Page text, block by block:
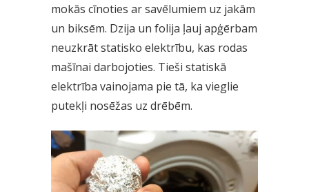
mokās cīnoties ar savēlumiem uz jakām
un biksēm. Dzija un folija ļauj apģērbam
neuzkrāt statisko elektrību, kas rodas
mašīnai darbojoties. Tieši statiskā
elektrība vainojama pie tā, ka vieglie
putekļi nosēžas uz drēbēm.